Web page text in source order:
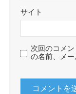
サイト
次回のコメ
の名前、メー